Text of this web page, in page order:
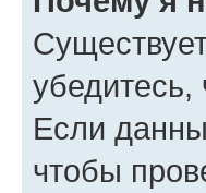
убедитесь,
Если
чтобы